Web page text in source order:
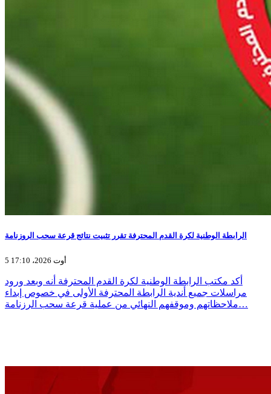
الرابطة الوطنية لكرة القدم المحترفة تقرر تثبيت نتائج قرعة سحب الروزنامة
5 أوت 2026، 17:10
أكد مكتب الرابطة الوطنية لكرة القدم المحترفة أنه وبعد ورود
مراسلات جميع أندية الرابطة المحترفة الأولى في خصوص إبداء
ملاحظاتهم وموقفهم النهائي من عملية قرعة سحب الرزنامة…